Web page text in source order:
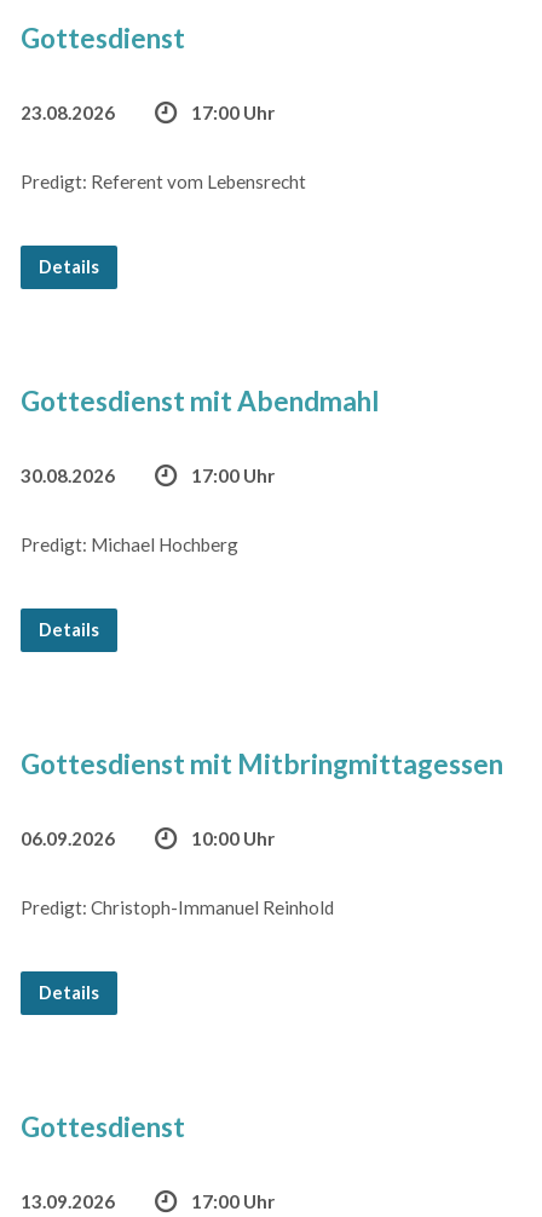
Gottesdienst
23.08.2026 17:00 Uhr
Predigt: Referent vom Lebensrecht
Details
Gottesdienst mit Abendmahl
30.08.2026 17:00 Uhr
Predigt: Michael Hochberg
Details
Gottesdienst mit Mitbringmittagessen
06.09.2026 10:00 Uhr
Predigt: Christoph-Immanuel Reinhold
Details
Gottesdienst
13.09.2026 17:00 Uhr